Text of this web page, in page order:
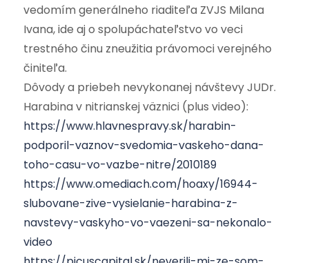
vedomím generálneho riaditeľa ZVJS Milana
Ivana, ide aj o spolupáchateľstvo vo veci
trestného činu zneužitia právomoci verejného
činiteľa.
Dôvody a priebeh nevykonanej návštevy JUDr.
Harabina v nitrianskej väznici (plus video):
https://www.hlavnespravy.sk/harabin-
podporil-vaznov-svedomia-vaskeho-dana-
toho-casu-vo-vazbe-nitre/2010189
https://www.omediach.com/hoaxy/16944-
slubovane-zive-vysielanie-harabina-z-
navstevy-vaskyho-vo-vaezeni-sa-nekonalo-
video